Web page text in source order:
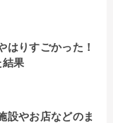
はりすごかった！
結果
設やお店などのま